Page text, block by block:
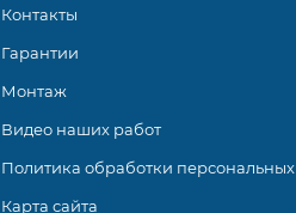
Контакты
Гарантии
Монтаж
Видео наших работ
Политика обработки персональных
Карта сайта